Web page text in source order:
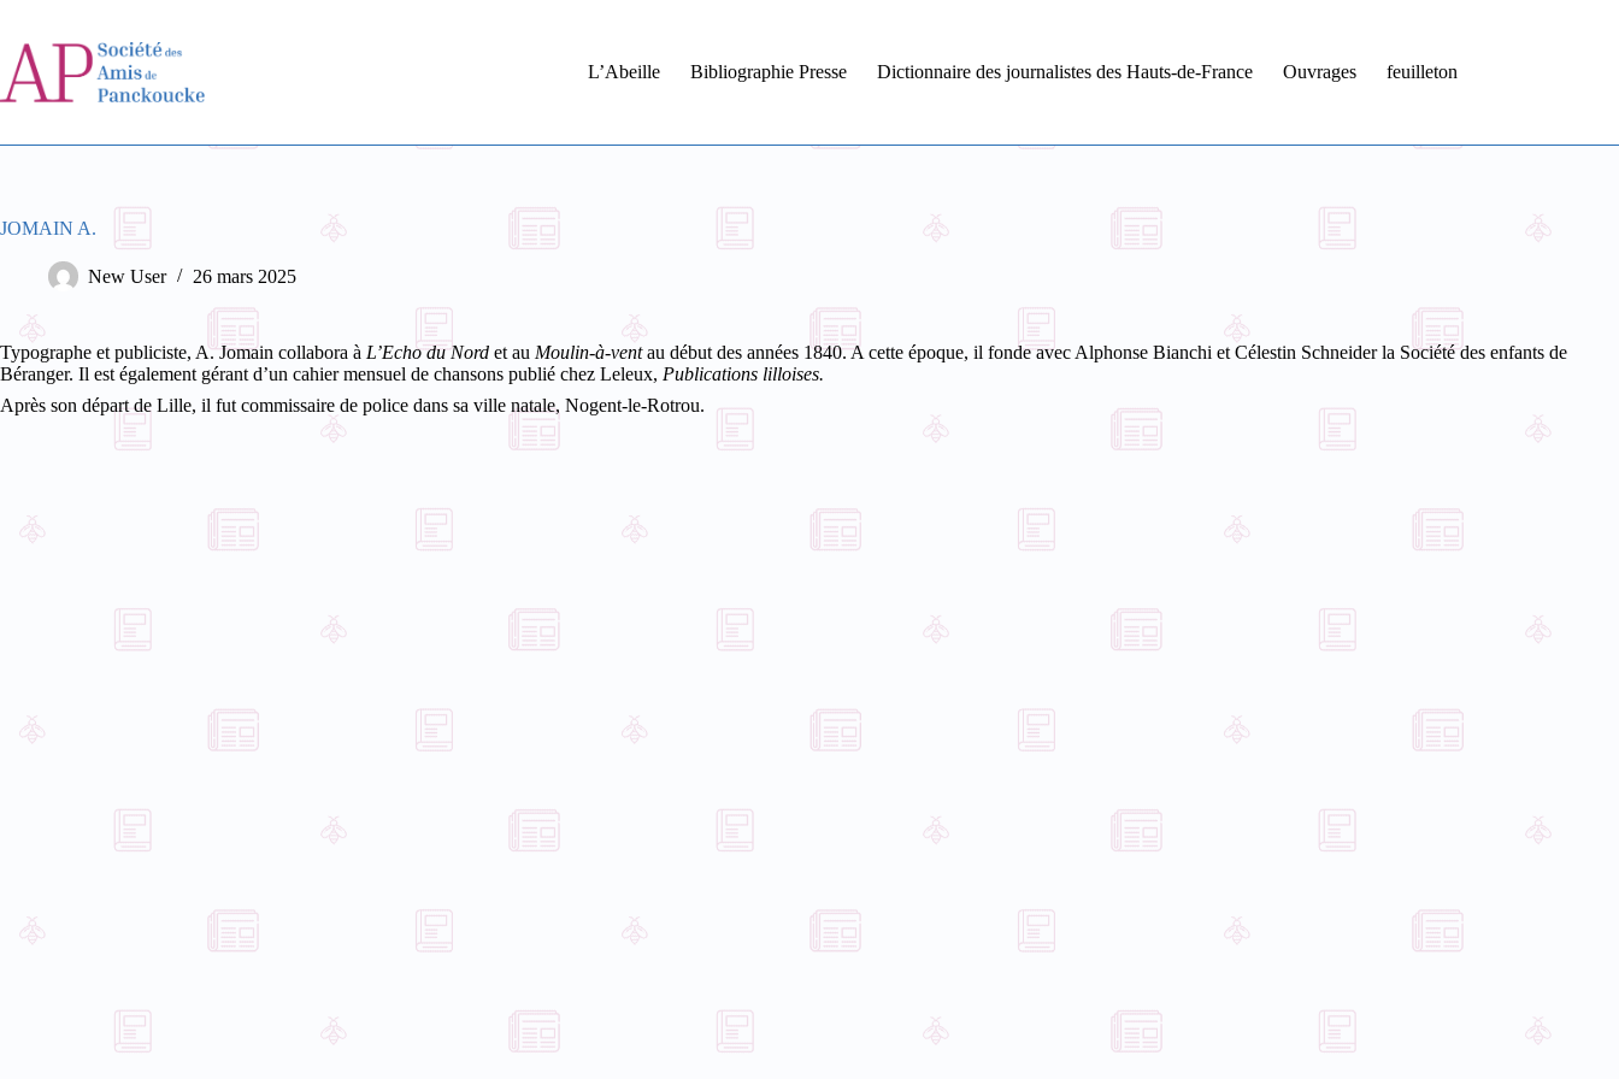
contenu
L’Abeille
Bibliographie Presse Dictionnaire des journalistes des Hauts-de-France Ouvrages feuilleton
JOMAIN A.
New User 26 mars 2025
Typographe et publiciste, A. Jomain collabora à L’Echo du Nord et au Moulin-à-vent au début des années 1840. A cette époque, il fonde avec Alphonse Bianchi et Célestin Schneider la Société des enfants de
Béranger. Il est également gérant d’un cahier mensuel de chansons publié chez Leleux, Publications lilloises.
Après son départ de Lille, il fut commissaire de police dans sa ville natale, Nogent-le-Rotrou.